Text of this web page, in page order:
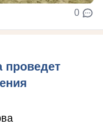
0
проведет